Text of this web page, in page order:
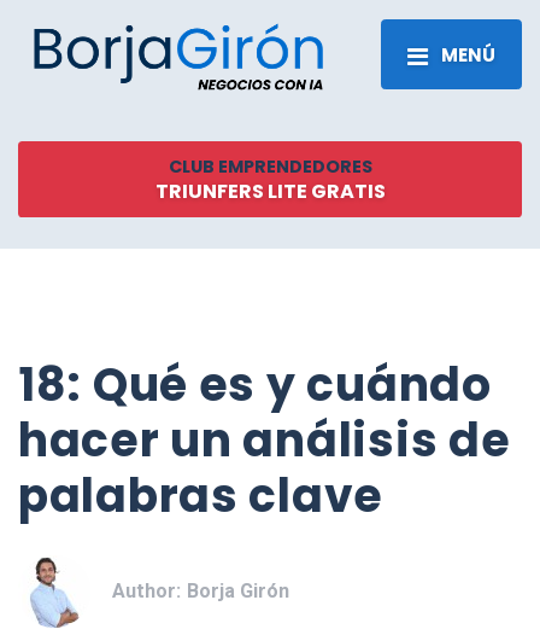
MENÚ
CLUB EMPRENDEDORES
TRIUNFERS LITE GRATIS
18: Qué es y cuándo
hacer un análisis de
palabras clave
Author: Borja Girón